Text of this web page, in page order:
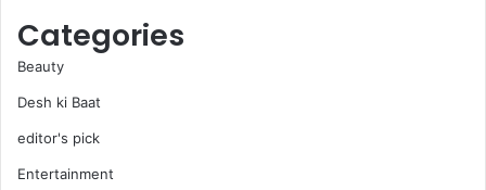
Categories
Beauty
Desh ki Baat
editor's pick
Entertainment